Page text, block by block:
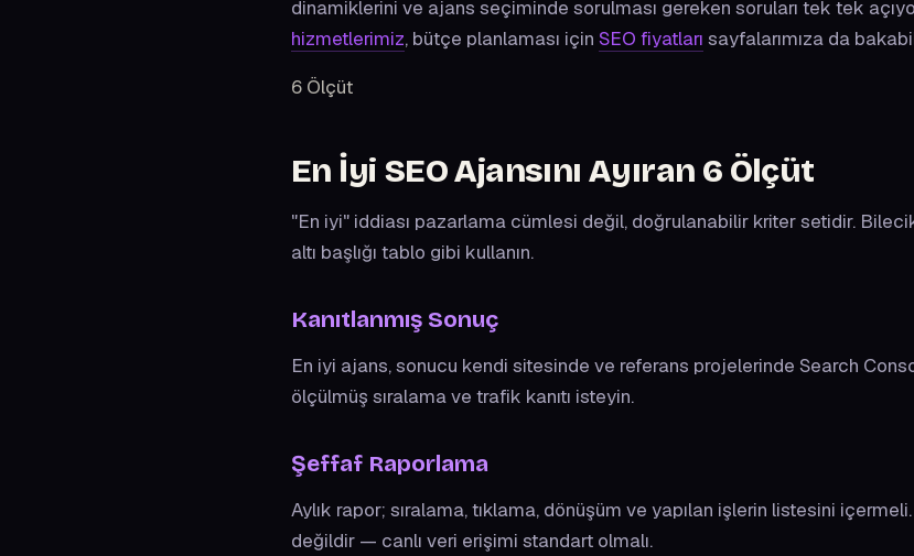
dinamiklerini ve ajans seçiminde sorulması gereken soruları tek tek
hizmetlerimiz, bütçe planlaması için SEO fiyatları sayfalarımıza da
6 Ölçüt
En İyi SEO Ajansını Ayıran 6 Ölçüt
"En iyi" iddiası pazarlama cümlesi değil, doğrulanabilir kriter setidir.
altı başlığı tablo gibi kullanın.
Kanıtlanmış Sonuç
En iyi ajans, sonucu kendi sitesinde ve referans projelerinde Search
ölçülmüş sıralama ve trafik kanıtı isteyin.
Şeffaf Raporlama
Aylık rapor; sıralama, tıklama, dönüşüm ve yapılan işlerin listesini
değildir — canlı veri erişimi standart olmalı.